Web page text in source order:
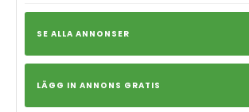
SE ALLA ANNONSER
LÄGG IN ANNONS GRATIS